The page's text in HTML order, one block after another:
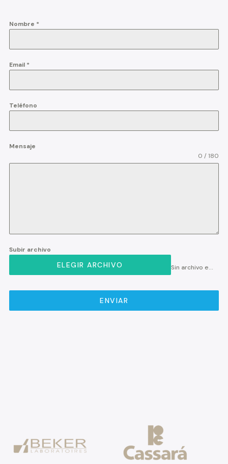
Nombre *
Email *
Teléfono
Mensaje
0 / 180
Subir archivo
ELEGIR ARCHIVO Sin archivo elegido
ENVIAR